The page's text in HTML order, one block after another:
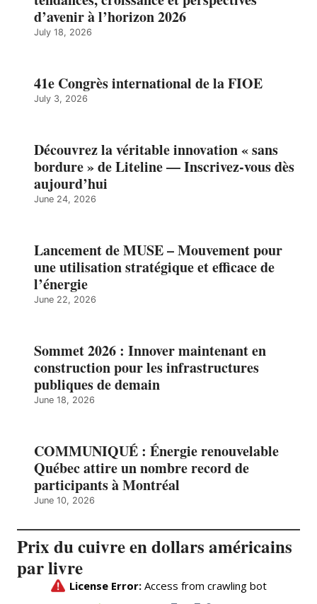
d’avenir à l’horizon 2026
July 18, 2026
41e Congrès international de la FIOE
July 3, 2026
Découvrez la véritable innovation « sans
bordure » de Liteline — Inscrivez-vous dès
aujourd’hui
June 24, 2026
Lancement de MUSE – Mouvement pour
une utilisation stratégique et efficace de
l’énergie
June 22, 2026
Sommet 2026 : Innover maintenant en
construction pour les infrastructures
publiques de demain
June 18, 2026
COMMUNIQUÉ : Énergie renouvelable
Québec attire un nombre record de
participants à Montréal
June 10, 2026
Prix du cuivre en dollars américains
par livre